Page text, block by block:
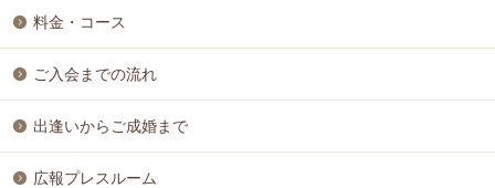
料金・コース
ご入会までの流れ
出逢いからご成婚まで
広報プレスルーム